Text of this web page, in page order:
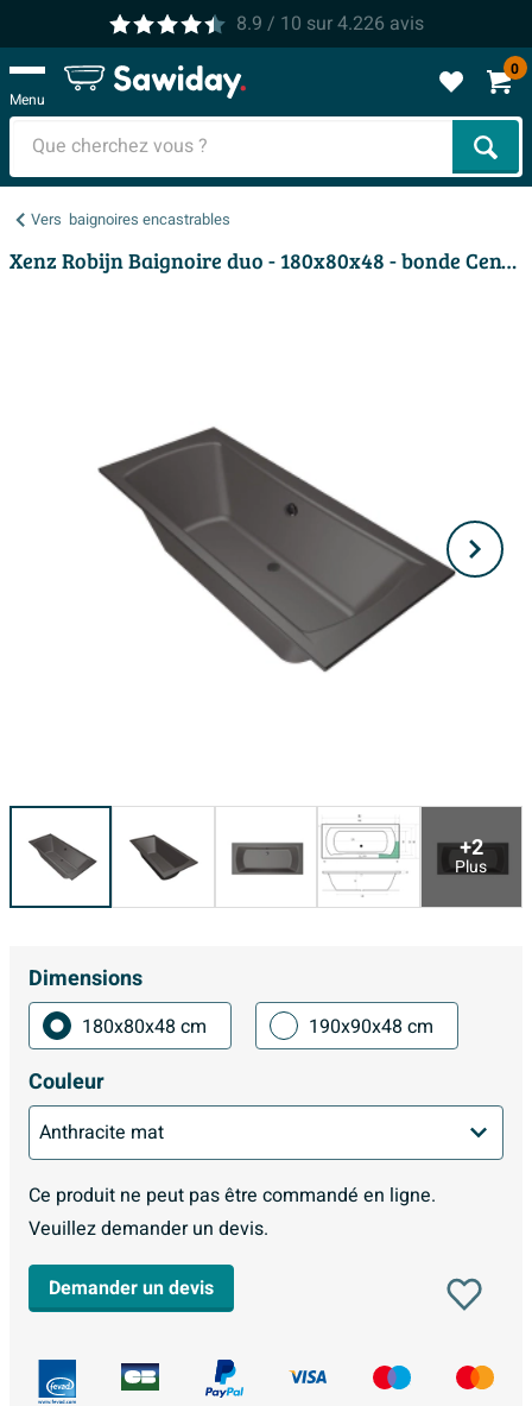
8.9 / 10 sur4.226 avis
Menu
0
Vers baignoires encastrables
Xenz Robijn Baignoire duo - 180x80x48 - bonde Centrale - acrylique - anthracite
+2
Plus
Dimensions
180x80x48 cm 190x90x48 cm
Couleur
Ce produit ne peut pas être commandé en ligne.
Veuillez demander un devis.
Demander un devis